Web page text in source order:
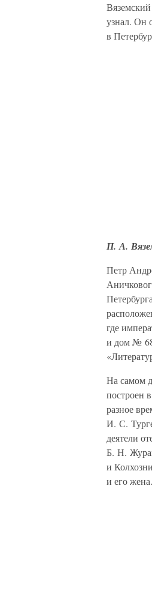
узнал. Он
в
П. А.
Петр
где
и дом № 68
На самом
построен
разное
И. С.
деятели
Б. Н.
и
и его